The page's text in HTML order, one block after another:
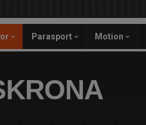
Parasport Motion